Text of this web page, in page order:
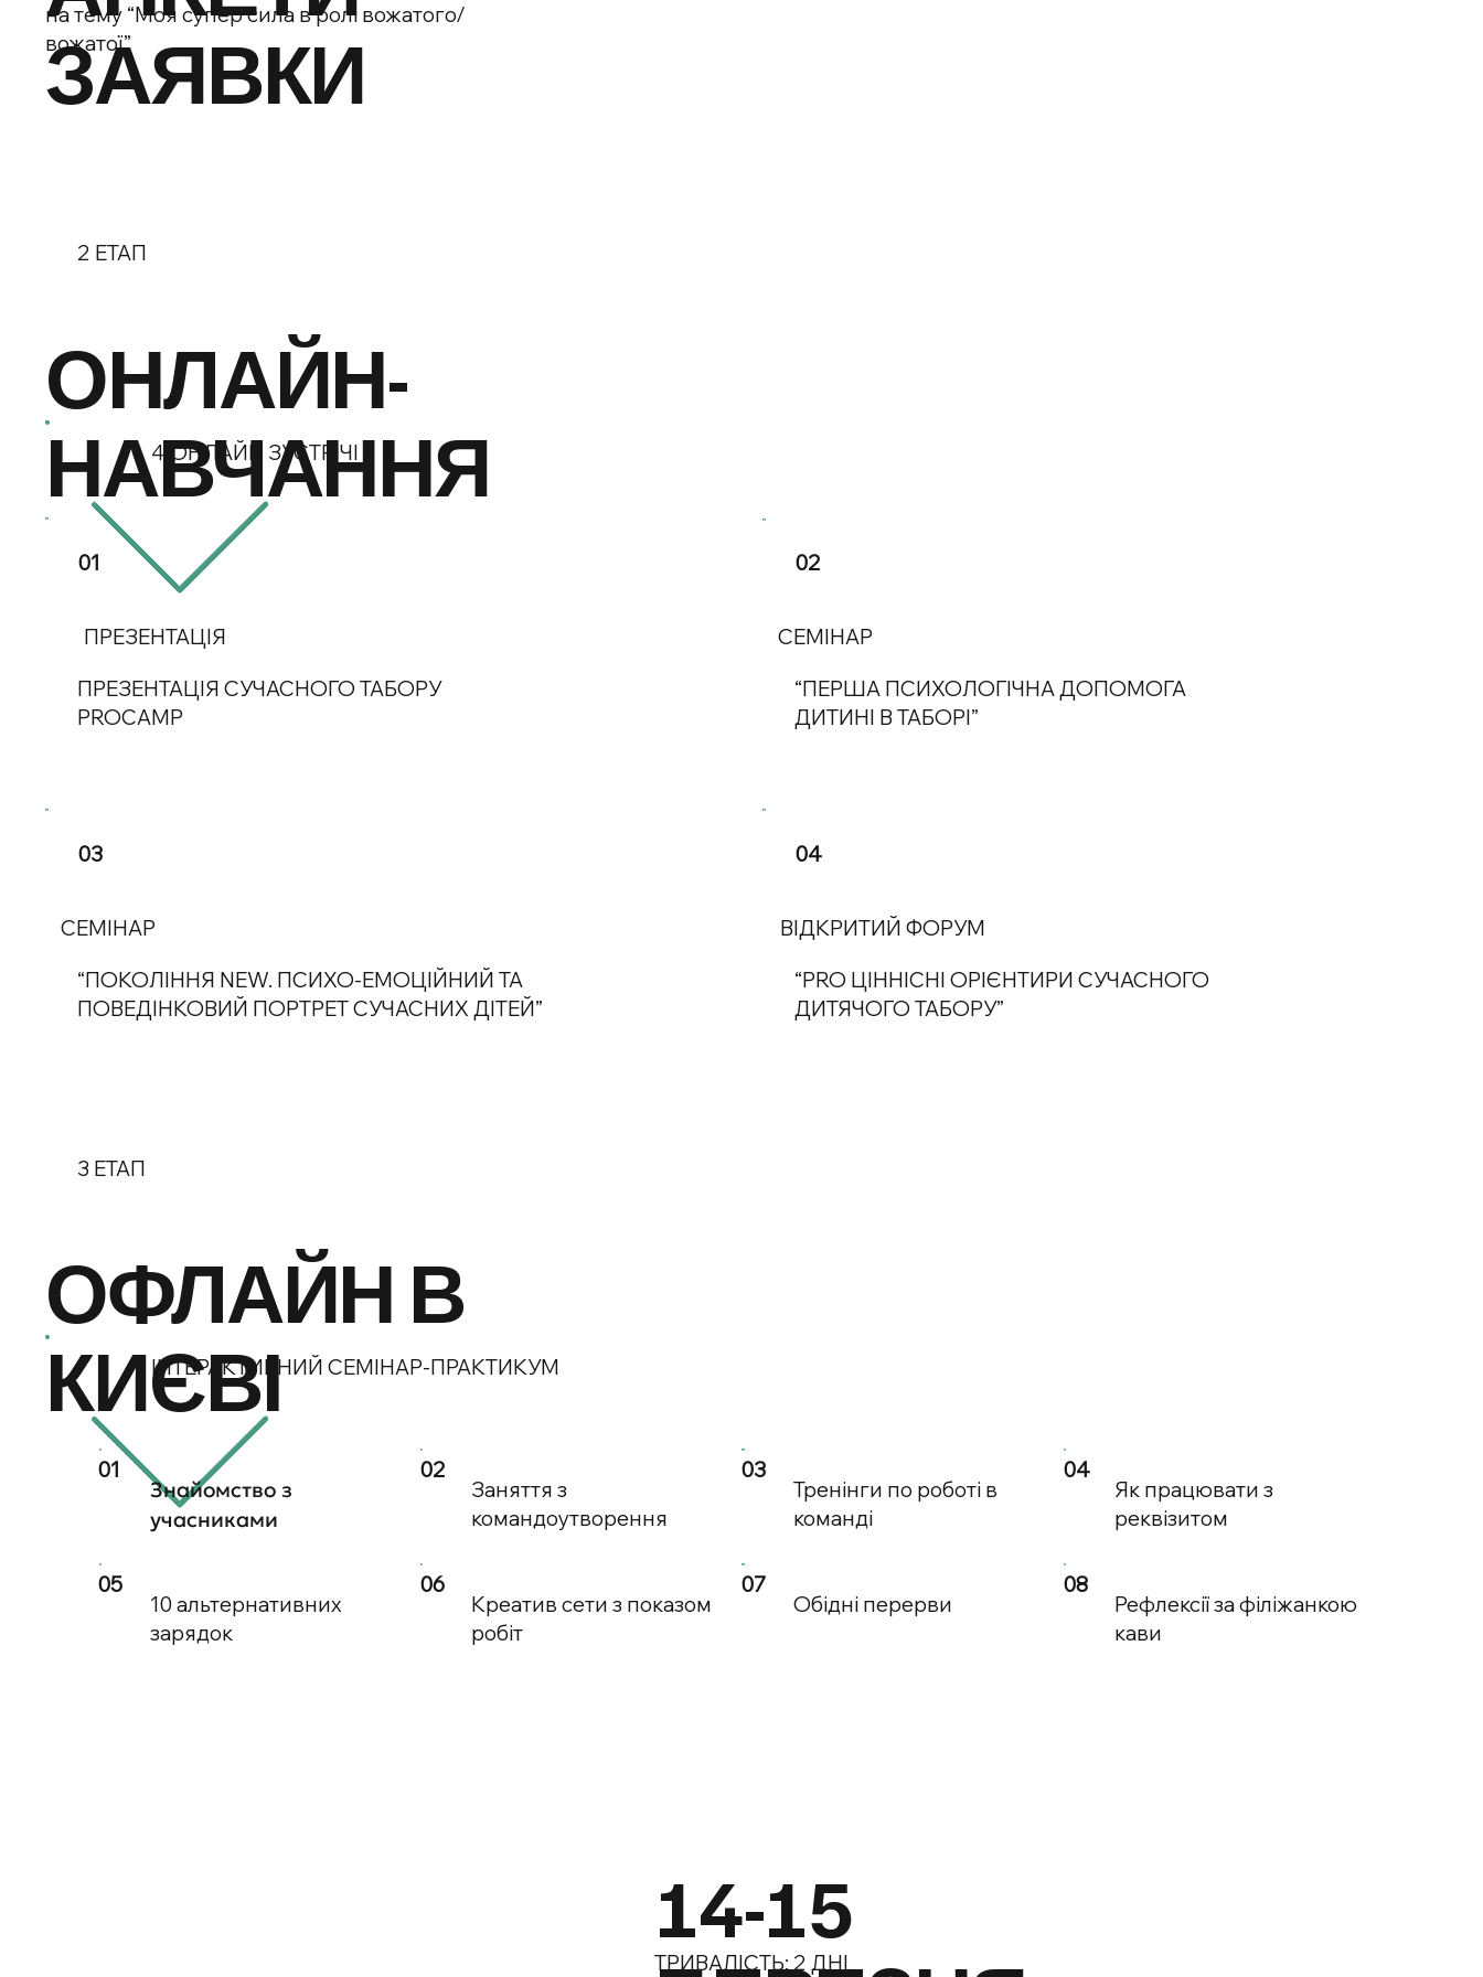
ЗАЯВКИ
на тему “Моя супер сила в ролі вожатого/
вожатої”
ОНЛАЙН-
НАВЧАННЯ
4 ОНЛАЙН ЗУСТРІЧІ
01
ПРЕЗЕНТАЦІЯ
ПРЕЗЕНТАЦІЯ СУЧАСНОГО ТАБОРУ
PROCAMP
2 ЕТАП
02
СЕМІНАР
“ПЕРША ПСИХОЛОГІЧНА ДОПОМОГА
ДИТИНІ В ТАБОРІ”
03
СЕМІНАР
“ПОКОЛІННЯ NEW. ПСИХО-ЕМОЦІЙНИЙ ТА
ПОВЕДІНКОВИЙ ПОРТРЕТ СУЧАСНИХ ДІТЕЙ”
04
ВІДКРИТИЙ ФОРУМ
“PRO ЦІННІСНІ ОРІЄНТИРИ СУЧАСНОГО
ДИТЯЧОГО ТАБОРУ”
ОФЛАЙН В
КИЄВІ
ІНТЕРАКТИВНИЙ СЕМІНАР-ПРАКТИКУМ
3 ЕТАП
01
Знайомство з
учасниками
02
Заняття з
командоутворення
03
Тренінги по роботі в
команді
04
Як працювати з
реквізитом
05
10 альтернативних
зарядок
06
Креатив сети з показом
робіт
07
Обідні перерви
08
Рефлексії за філіжанкою
кави
14-15
ТРИВАЛІСТЬ: 2 ДНІ